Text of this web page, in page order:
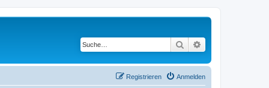
Suche
Anmelden
Registrieren